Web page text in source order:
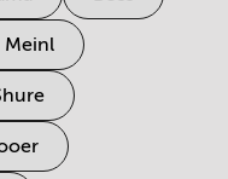
Meinl